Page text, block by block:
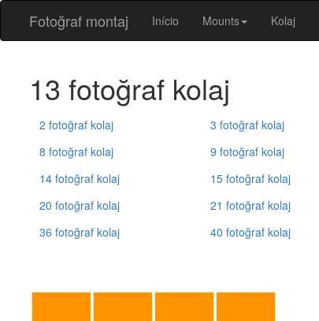
Fotoğraf montaj Início Mounts Kolaj
13 fotoğraf kolaj
2 fotoğraf kolaj 3 fotoğraf kolaj
8 fotoğraf kolaj
9 fotoğraf kolaj
14 fotoğraf kolaj
15 fotoğraf kolaj
20 fotoğraf kolaj
21 fotoğraf kolaj
36 fotoğraf kolaj
40 fotoğraf kolaj